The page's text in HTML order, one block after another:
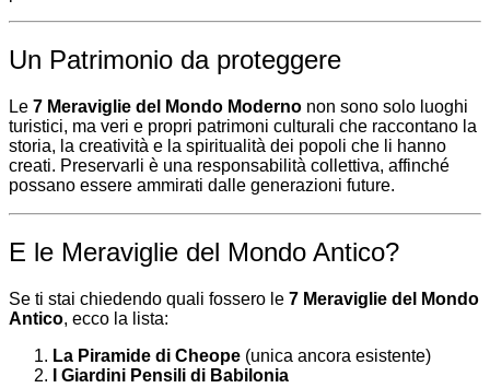
Un Patrimonio da proteggere
Le 7 Meraviglie del Mondo Moderno non sono solo luoghi
turistici, ma veri e propri patrimoni culturali che raccontano la
storia, la creatività e la spiritualità dei popoli che li hanno
creati. Preservarli è una responsabilità collettiva, affinché
possano essere ammirati dalle generazioni future.
E le Meraviglie del Mondo Antico?
Se ti stai chiedendo quali fossero le 7 Meraviglie del Mondo
Antico, ecco la lista:
La Piramide di Cheope (unica ancora esistente)
I Giardini Pensili di Babilonia